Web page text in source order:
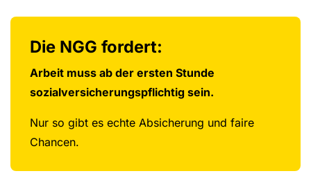
Die NGG fordert:
Arbeit muss ab der ersten Stunde
sozialversicherungspflichtig sein.
Nur so gibt es echte Absicherung und faire
Chancen.